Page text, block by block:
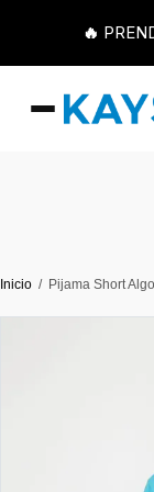
🔥
Inicio Pijama Short